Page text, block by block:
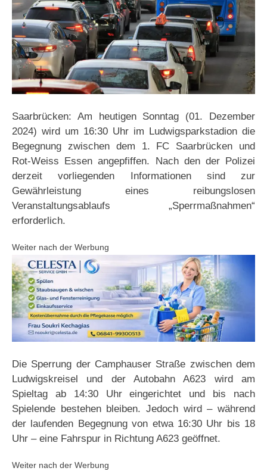
Saarbrücken: Am heutigen Sonntag (01. Dezember
2024) wird um 16:30 Uhr im Ludwigsparkstadion die
Begegnung zwischen dem 1. FC Saarbrücken und
Rot-Weiss Essen angepfiffen. Nach den der Polizei
derzeit vorliegenden Informationen sind zur
Gewährleistung eines reibungslosen
Veranstaltungsablaufs „Sperrmaßnahmen“
erforderlich.
Weiter nach der Werbung
Die Sperrung der Camphauser Straße zwischen dem
Ludwigskreisel und der Autobahn A623 wird am
Spieltag ab 14:30 Uhr eingerichtet und bis nach
Spielende bestehen bleiben. Jedoch wird – während
der laufenden Begegnung von etwa 16:30 Uhr bis 18
Uhr – eine Fahrspur in Richtung A623 geöffnet.
Weiter nach der Werbung